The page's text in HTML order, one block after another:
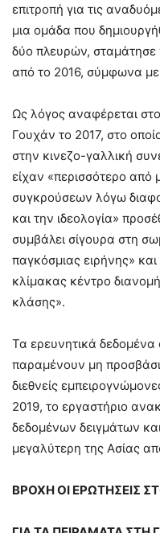
επιτροπή για τις
μια ομάδα που
δύο πλευρών, σταμάτησε
από το 2016, σύμφωνα
Ως λόγος αναφέρεται
Γουχάν το 2017, στο
στην κινεζο-γαλλική
είχαν «περισσότερο από
συγκρούσεων λόγω
και την ιδεολογία»
συμβάλει σίγουρα στη
παγκόσμιας ειρήνης»
κλίμακας κέντρο
κλάσης».
Τα ερευνητικά
παραμένουν μη
διεθνείς
2019, το εργαστήριο
δεδομένων δειγμάτων
μεγαλύτερη της Ασίας
ΒΡΟΧΗ ΟΙ ΕΡΩΤΗΣΕΙΣ